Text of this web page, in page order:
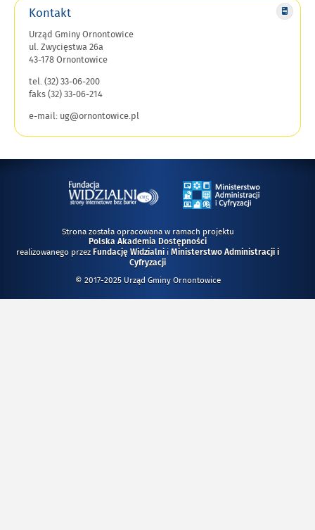
Kontakt
Urząd Gminy Ornontowice
ul. Zwycięstwa 26a
43-178 Ornontowice
tel. (32) 33-06-200
faks (32) 33-06-214
e-mail: ug@ornontowice.pl
Strona została opracowana w ramach projektu
Polska Akademia Dostępności
realizowanego przezFundację Widzialni iMinisterstwo Administracji i
Cyfryzacji
© 2017-2025 Urząd Gminy Ornontowice